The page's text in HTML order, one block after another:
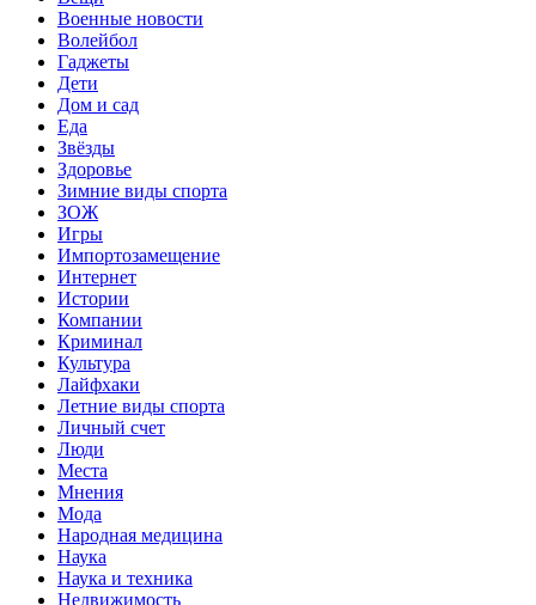
Военные новости
Волейбол
Гаджеты
Дети
Дом и сад
Еда
Звёзды
Здоровье
Зимние виды спорта
ЗОЖ
Игры
Импортозамещение
Интернет
Истории
Компании
Криминал
Культура
Лайфхаки
Летние виды спорта
Личный счет
Люди
Места
Мнения
Мода
Народная медицина
Наука
Наука и техника
Недвижимость